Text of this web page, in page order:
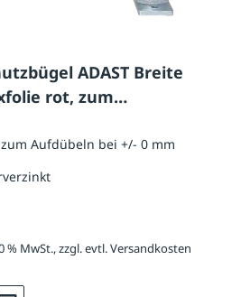
ADAST Breite
rot, zum
zum Aufdübeln bei +/- 0 mm
% MwSt., zzgl. evtl. Versandkosten